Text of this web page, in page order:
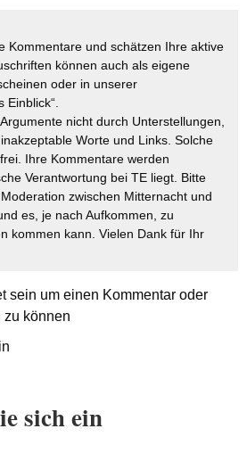
Kommentare und schätzen Ihre aktive
können auch als eigene
oder in unserer
Einblick“.
nicht durch Unterstellungen,
Worte und Links. Solche
Ihre Kommentare werden
Verantwortung bei TE liegt. Bitte
zwischen Mitternacht und
es, je nach Aufkommen, zu
kommen kann. Vielen Dank für Ihr
sein um einen Kommentar oder
zu können
sich ein